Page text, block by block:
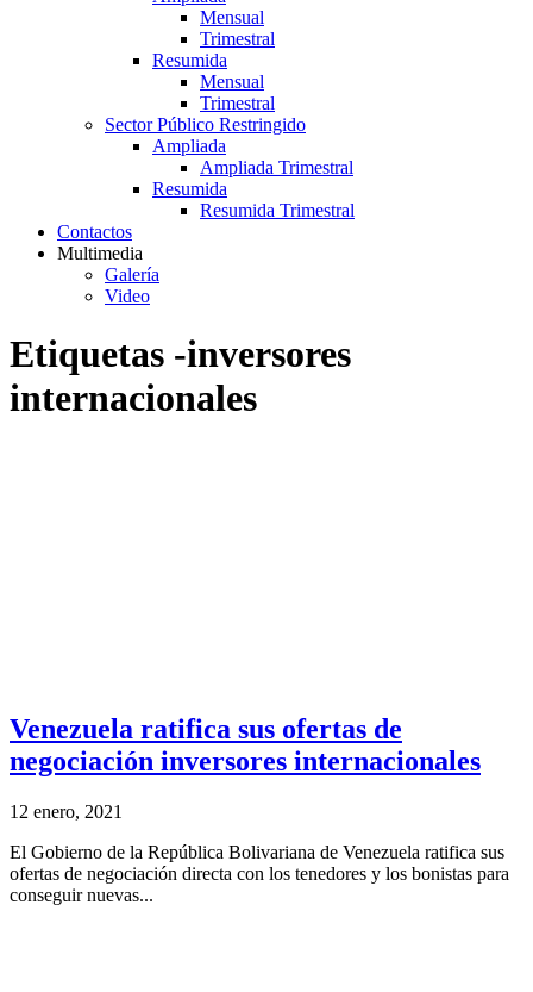
Mensual
Trimestral
Resumida
Mensual
Trimestral
Sector Público Restringido
Ampliada
Ampliada Trimestral
Resumida
Resumida Trimestral
Contactos
Multimedia
Galería
Video
Etiquetas -inversores
internacionales
Venezuela ratifica sus ofertas de
negociación inversores internacionales
12 enero, 2021
El Gobierno de la República Bolivariana de Venezuela ratifica sus
ofertas de negociación directa con los tenedores y los bonistas para
conseguir nuevas...